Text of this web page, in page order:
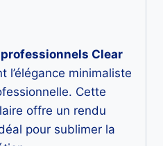
Clear
l’élégance minimaliste
Cette
offre un rendu
pour sublimer la